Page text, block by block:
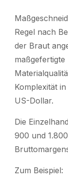
Regel nach
der Braut
maßgefertigte
Komplexität
US-Dollar.
Die
900 und
Zum Beispiel: